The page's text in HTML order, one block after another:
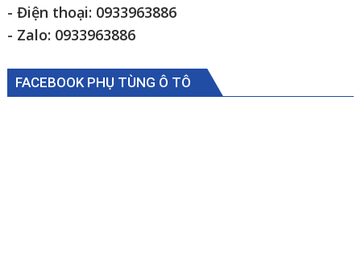
1105934000009
- Điện thoại: 0933963886
- Zalo: 0933963886
FACEBOOK PHỤ TÙNG Ô TÔ